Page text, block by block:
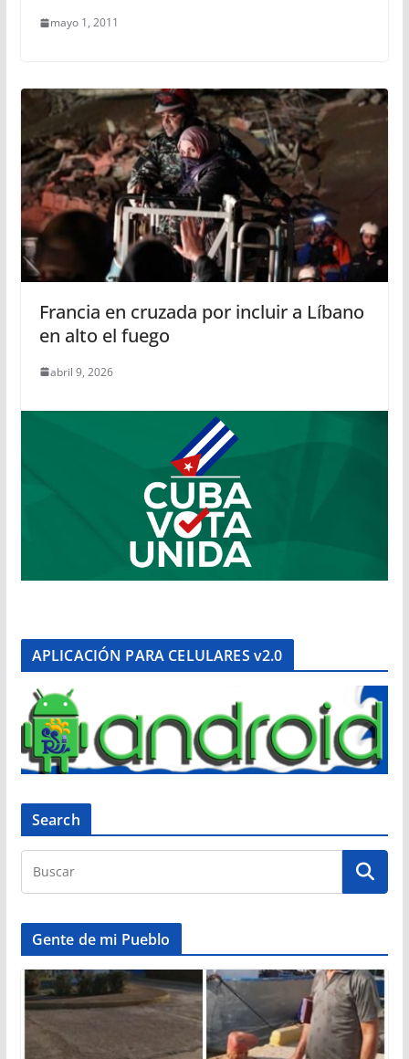
mayo 1, 2011
Francia en cruzada por incluir a Líbano
en alto el fuego
abril 9, 2026
APLICACIÓN PARA CELULARES v2.0
Search
Gente de mi Pueblo